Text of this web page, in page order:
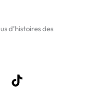
d’histoires des
Tiktok